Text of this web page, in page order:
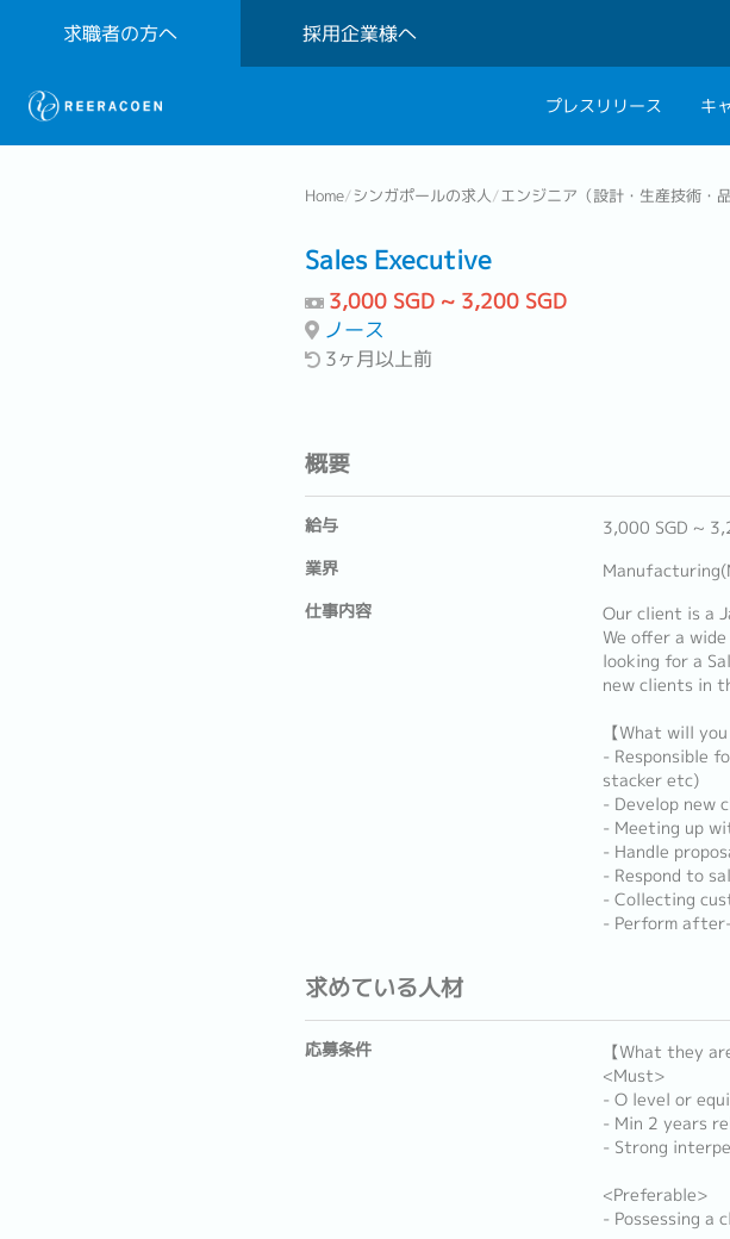
求職者の方へ 採用企業様へ
プレスリリース キ
Home/シンガポールの求人/エンジニア（設計・生産技術・
Sales Executive
3,000 SGD ~ 3,200 SGD
ノース
3ヶ月以上前
概要
給与
3,000 SGD ~
業界
仕事内容
Our client is a
We offer a
looking for a
new clients in
【What will
- Responsible
stacker etc)
- Develop new
- Meeting up
- Handle
- Respond to
- Collecting
- Perform
求めている人材
応募条件
【What they
<Must>
- O level or
- Min 2 years
- Strong
<Preferable>
- Possessing a